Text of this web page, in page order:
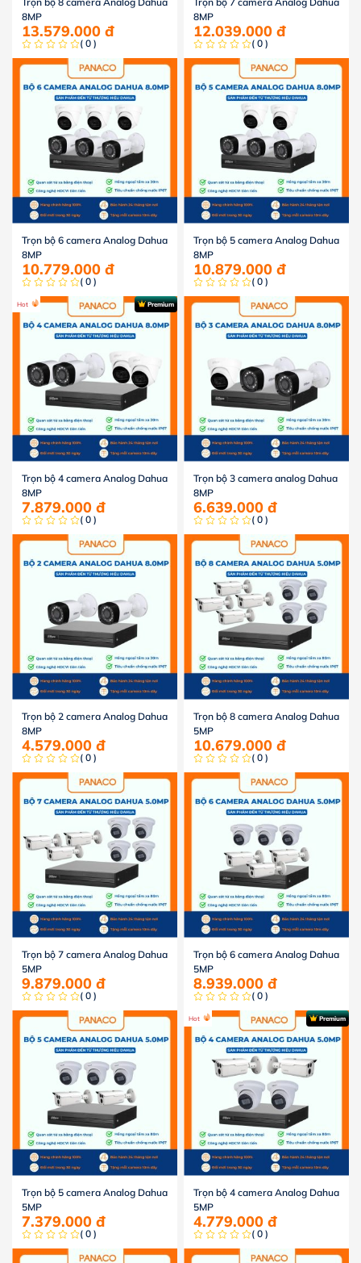
8MP
13.579.000 đ
( 0 )
8MP
12.039.000 đ
( 0 )
Trọn bộ 6 camera Analog Dahua
8MP
10.779.000 đ
( 0 )
Trọn bộ 5 camera Analog Dahua
8MP
10.879.000 đ
( 0 )
Hot Premium
Trọn bộ 4 camera Analog Dahua
8MP
7.879.000 đ
( 0 )
Trọn bộ 3 camera analog Dahua
8MP
6.639.000 đ
( 0 )
Trọn bộ 2 camera Analog Dahua
8MP
4.579.000 đ
( 0 )
Trọn bộ 8 camera Analog Dahua
5MP
10.679.000 đ
( 0 )
Trọn bộ 7 camera Analog Dahua
5MP
9.879.000 đ
( 0 )
Trọn bộ 6 camera Analog Dahua
5MP
8.939.000 đ
( 0 )
Trọn bộ 5 camera Analog Dahua
5MP
7.379.000 đ
( 0 )
Hot Premium
Trọn bộ 4 camera Analog Dahua
5MP
4.779.000 đ
( 0 )